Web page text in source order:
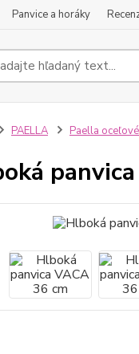
Panvice a horáky
PAELLA Paella